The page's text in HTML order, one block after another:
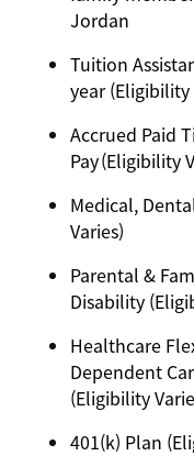
Jordan
Tuition
year (Eligibility
Accrued Paid
Pay (Eligibility
Medical,
Varies)
Parental &
Disability
Healthcare
Dependent
(Eligibility
401(k) Plan